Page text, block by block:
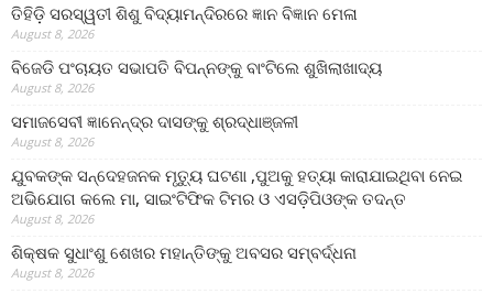
ତିହିଡି଼ ସରସ୍ୱତୀ ଶିଶୁ ବିଦ୍ୟାମନ୍ଦିରରେ ଜ୍ଞାନ ବିଜ୍ଞାନ ମେଳା
August 8, 2026
ବିଜେଡି ପଂଚାୟତ ସଭାପତି ବିପନ୍ନଙ୍କୁ ବାଂଟିଲେ ଶୁଖିଲାଖାଦ୍ୟ
August 8, 2026
ସମାଜସେବୀ ଜ୍ଞାନେନ୍ଦ୍ର ଦାସଙ୍କୁ ଶ୍ରଦ୍ଧାଞ୍ଜଳୀ
August 8, 2026
ଯୁବକଙ୍କ ସନ୍ଦେହଜନକ ମୃତ୍ୟୁ ଘଟଣା ,ପୁଅକୁ ହତ୍ୟା କାରାଯାଇଥିବା ନେଇ
ଅଭିଯୋଗ କଲେ ମା, ସାଇଂଟିଫିକ ଟିମର ଓ ଏସଡ଼ିପିଓଙ୍କ ତଦନ୍ତ
August 8, 2026
ଶିକ୍ଷକ ସୁଧାଂଶୁ ଶେଖର ମହାନ୍ତିଙ୍କୁ ଅବସର ସମ୍ବର୍ଦ୍ଧନା
August 8, 2026